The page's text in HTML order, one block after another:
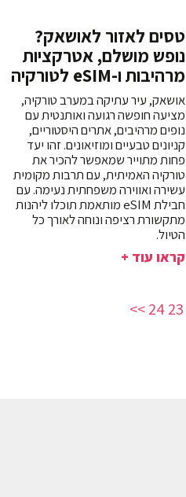
טסים לאזור לאושאק?
נופש מושלם, אטרקציות
מרהיבות ו-eSIM לטורקיה
אושאק, עיר עתיקה במערב טורקיה,
מציעה חופשה רגועה ואותנטית עם
נופים מרהיבים, אתרים היסטוריים,
קניונים טבעיים ומוזיאונים. זהו יעד
פחות מתוייר שמאפשר להכיר את
טורקיה האמיתית, עם תרבות מקומית
עשירה ואווירה משפחתית נעימה. עם
חבילת eSIM מותאמת תוכלו ליהנות
מתקשורת רציפה ונוחה לאורך כל
הטיול.
קראו עוד +
23
24
>>